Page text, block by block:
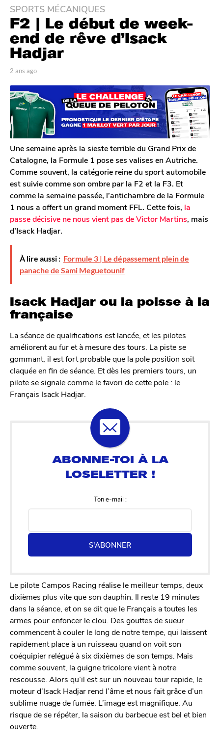
2
a
s
a
g
2
a
n
s
a
g
o
SPORTS MÉCANIQUES
F2 | Le début de week-
end de rêve d’Isack
Hadjar
p
r
T
o
m
G
a
l
e
r
o
n
2 ans ago
s
a
Une semaine après la sieste terrible du Grand Prix de
Catalogne, la Formule 1 pose ses valises en Autriche.
Comme souvent, la catégorie reine du sport automobile
est suivie comme son ombre par la F2 et la F3. Et
comme la semaine passée, l’antichambre de la Formule
1 nous a offert un grand moment FFL. Cette fois, la
passe décisive ne nous vient pas de Victor Martins, mais
d’Isack Hadjar.
À lire aussi : Formule 3 | Le dépassement plein de
panache de Sami Meguetounif
Isack Hadjar ou la poisse à la
française
La séance de qualifications est lancée, et les pilotes
améliorent au fur et à mesure des tours. La piste se
gommant, il est fort probable que la pole position soit
claquée en fin de séance. Et dès les premiers tours, un
pilote se signale comme le favori de cette pole : le
Français Isack Hadjar.
Ton e-mail :
S'ABONNER
Le pilote Campos Racing réalise le meilleur temps, deux
dixièmes plus vite que son dauphin. Il reste 19 minutes
dans la séance, et on se dit que le Français a toutes les
armes pour enfoncer le clou. Des gouttes de sueur
commencent à couler le long de notre tempe, qui laissent
rapidement place à un ruisseau quand on voit son
coéquipier relégué à six dixièmes de son temps. Mais
comme souvent, la guigne tricolore vient à notre
rescousse. Alors qu’il est sur un nouveau tour rapide, le
moteur d’Isack Hadjar rend l’âme et nous fait grâce d’un
sublime nuage de fumée. L’image est magnifique. Au
risque de se répéter, la saison du barbecue est bel et bien
ouverte.